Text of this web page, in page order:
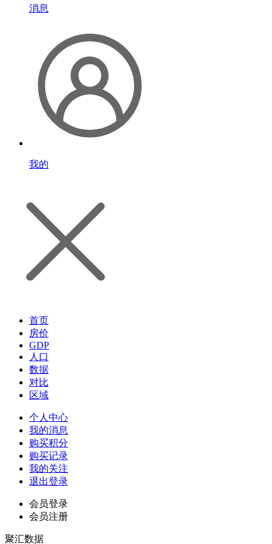
消息
我的
首页
房价
GDP
人口
数据
对比
区域
个人中心
我的消息
购买积分
购买记录
我的关注
退出登录
会员登录
会员注册
聚汇数据